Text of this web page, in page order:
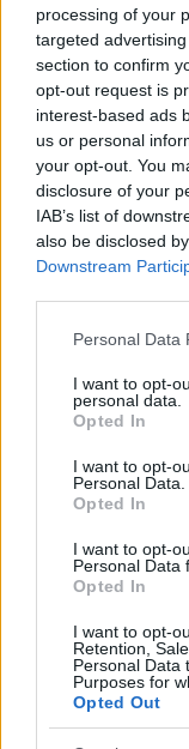
processing of your
targeted
section to confirm
opt-out request is
interest-based ads
us or personal
your opt-out. You
disclosure of your
IAB’s list of
also be disclosed
Downstream
Please note that
not limited to your
grant or deny
use your data for
consent section.
Personal Data
I want to opt-
personal data.
Opted In
I want to opt-
Personal Data.
Opted In
I want to opt-
Personal Data
Opted In
I want to opt-
Retention,
Personal Data
Purposes for
Opted Out
AUTORE
Staff